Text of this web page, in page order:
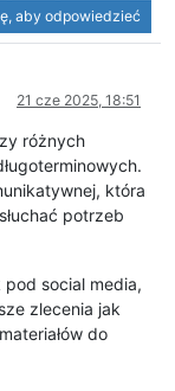
aby odpowiedzieć
21 cze 2025, 18:51
różnych
która
potrzeb
social media,
zlecenia jak
do